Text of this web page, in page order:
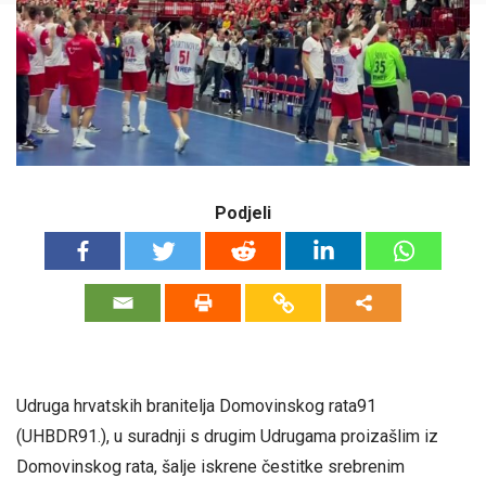
Podjeli
Udruga hrvatskih branitelja Domovinskog rata91
(UHBDR91.), u suradnji s drugim Udrugama proizašlim iz
Domovinskog rata, šalje iskrene čestitke srebrenim